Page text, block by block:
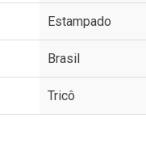
Estampado
Brasil
Tricô